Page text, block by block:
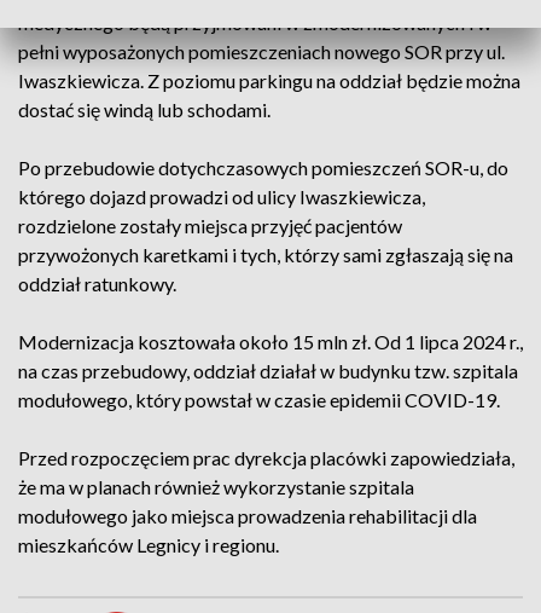
medycznego będą przyjmowani w zmodernizowanych i w
pełni wyposażonych pomieszczeniach nowego SOR przy ul.
Iwaszkiewicza. Z poziomu parkingu na oddział będzie można
dostać się windą lub schodami.
Po przebudowie dotychczasowych pomieszczeń SOR-u, do
którego dojazd prowadzi od ulicy Iwaszkiewicza,
rozdzielone zostały miejsca przyjęć pacjentów
przywożonych karetkami i tych, którzy sami zgłaszają się na
oddział ratunkowy.
Modernizacja kosztowała około 15 mln zł. Od 1 lipca 2024 r.,
na czas przebudowy, oddział działał w budynku tzw. szpitala
modułowego, który powstał w czasie epidemii COVID-19.
Przed rozpoczęciem prac dyrekcja placówki zapowiedziała,
że ma w planach również wykorzystanie szpitala
modułowego jako miejsca prowadzenia rehabilitacji dla
mieszkańców Legnicy i regionu.